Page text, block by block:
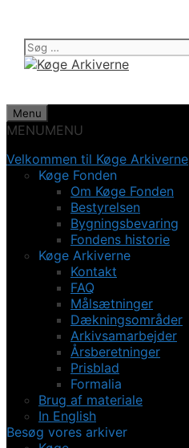
indhold
Søg
efter:
Menu
MENUMENU
Velkommen til Køge Arkiverne
Køge Fonden
Om Køge Fonden
Bestyrelsen
Bygningsbevaring
Fondens historie
Køge Arkiverne
Kontakt
FAQ
Målsætninger
Dækningsområder
Arkivsamarbejder
Årsberetninger
Prisblad
Formalia
Brug af materiale
In English
Besøg vores arkiver